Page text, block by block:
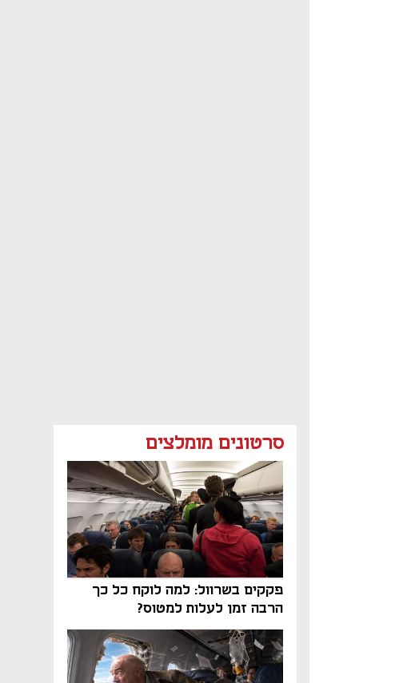
סרטונים מומלצים
פקקים בשרוול: למה לוקח כל כך
הרבה זמן לעלות למטוס?